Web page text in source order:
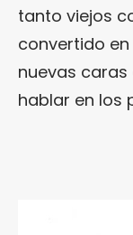
tanto viejos
convertido
nuevas
hablar en los